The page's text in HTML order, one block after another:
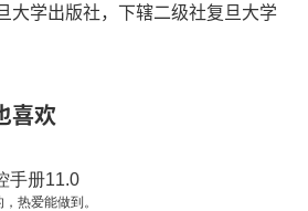
尼撒战争史》
统的开创者
大学出版社，下辖二级社复旦大学
喜欢
手册11.0
热爱能做到。